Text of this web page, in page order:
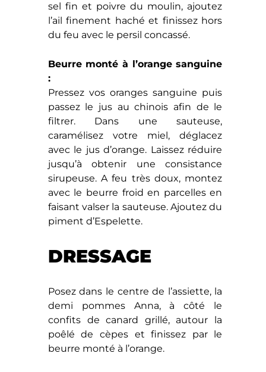
sel fin et poivre du moulin, ajoutez
l’ail finement haché et finissez hors
du feu avec le persil concassé.
Beurre monté à l’orange sanguine
:
Pressez vos oranges sanguine puis
passez le jus au chinois afin de le
filtrer. Dans une sauteuse,
caramélisez votre miel, déglacez
avec le jus d’orange. Laissez réduire
jusqu’à obtenir une consistance
sirupeuse. A feu très doux, montez
avec le beurre froid en parcelles en
faisant valser la sauteuse. Ajoutez du
piment d’Espelette.
DRESSAGE
Posez dans le centre de l’assiette, la
demi pommes Anna, à côté le
confits de canard grillé, autour la
poêlé de cèpes et finissez par le
beurre monté à l’orange.